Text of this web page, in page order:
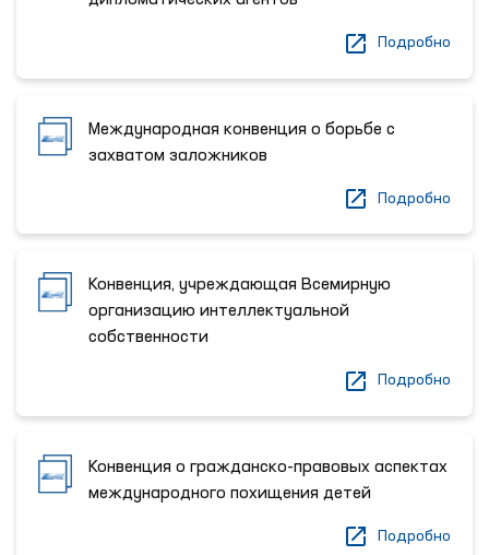
Подробно
Международная конвенция о борьбе с
захватом заложников
Подробно
Конвенция, учреждающая Всемирную
организацию интеллектуальной
собственности
Подробно
Конвенция о гражданско-правовых аспектах
международного похищения детей
Подробно